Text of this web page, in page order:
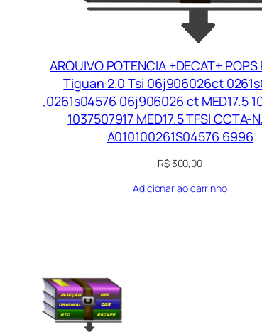
ARQUIVO POTENCIA +DECAT+ POPS
Tiguan 2.0 Tsi 06j906026ct
,0261s04576 06j906026 ct MED17.5
1037507917 MED17.5 TFSI CCTA-
A010100261S04576 6996
R$300,00
Adicionar ao carrinho